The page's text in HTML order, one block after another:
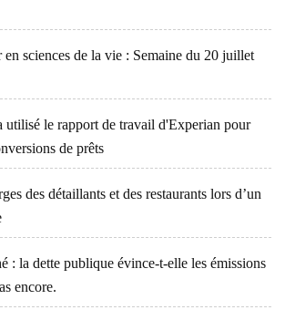
en sciences de la vie : Semaine du 20 juillet
utilisé le rapport de travail d'Experian pour
de prêts
des détaillants et des restaurants lors d’un
: la dette publique évince-t-elle les émissions
encore.